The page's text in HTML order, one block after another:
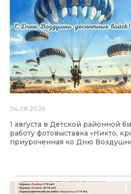
04.08.2026
1 августа в Детской районной
работу фотовыставка «Никто,
приуроченная ко Дню